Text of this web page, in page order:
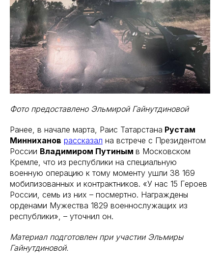
Фото предоставлено Эльмирой Гайнутдиновой
Ранее, в начале марта, Раис Татарстана Рустам
Минниханов рассказал на встрече с Президентом
России Владимиром Путиным в Московском
Кремле, что из республики на специальную
военную операцию к тому моменту ушли 38 169
мобилизованных и контрактников. «У нас 15 Героев
России, семь из них – посмертно. Награждены
орденами Мужества 1829 военнослужащих из
республики», – уточнил он.
Материал подготовлен при участии Эльмиры
Гайнутдиновой.